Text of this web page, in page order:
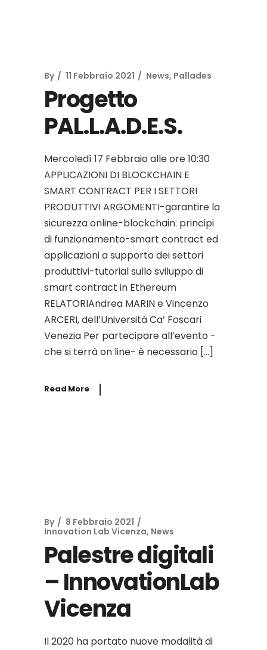
By 11 Febbraio 2021 News, Pallades
Progetto
PAL.L.A.D.E.S.
Mercoledì 17 Febbraio alle ore 10:30
APPLICAZIONI DI BLOCKCHAIN E
SMART CONTRACT PER I SETTORI
PRODUTTIVI ARGOMENTI-garantire la
sicurezza online-blockchain: principi
di funzionamento-smart contract ed
applicazioni a supporto dei settori
produttivi-tutorial sullo sviluppo di
smart contract in Ethereum
RELATORIAndrea MARIN e Vincenzo
ARCERI, dell’Università Ca’ Foscari
Venezia Per partecipare all’evento -
che si terrà on line- è necessario […]
Read More
By
8 Febbraio 2021
Innovation Lab Vicenza, News
Palestre digitali
– InnovationLab
Vicenza
Il 2020 ha portato nuove modalità di